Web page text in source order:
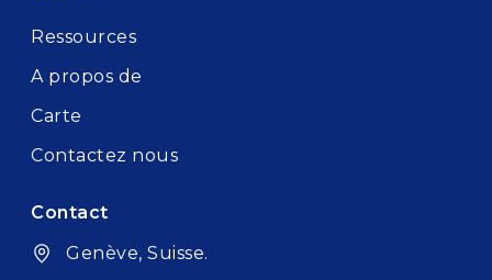
Ressources
A propos de
Carte
Contactez nous
Contact
Genève, Suisse.